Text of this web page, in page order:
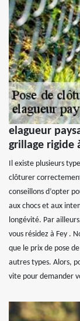
elagueur
grillage rigide
Il existe plusieurs
clôturer
conseillons d’opter
aux chocs et aux
longévité. Par
vous résidez à Fey .
que le prix de pose
autres types. Alors,
vite pour demander